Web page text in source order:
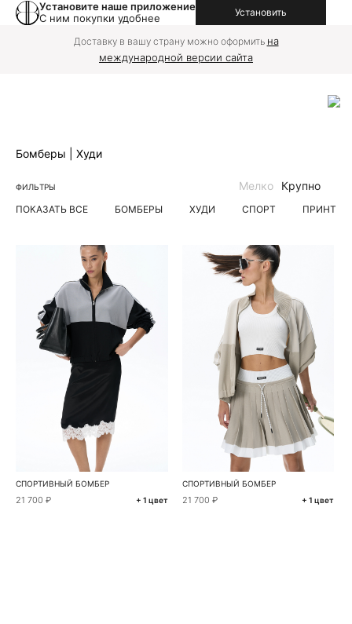
Установите наше приложение
С ним покупки удобнее
Установить
Доставку в вашу страну можно оформить на
международной версии сайта
Бомберы | Худи
ФИЛЬТРЫ
ПОКАЗАТЬ ВСЕ БОМБЕРЫ ХУДИ СПОРТ ПРИНТ
Мелко Крупно
СПОРТИВНЫЙ БОМБЕР
21 700 ₽ + 1 цвет
СПОРТИВНЫЙ БОМБЕР
21 700 ₽ + 1 цвет